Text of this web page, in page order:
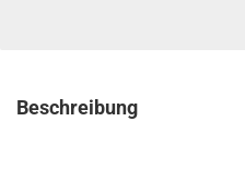
Beschreibung